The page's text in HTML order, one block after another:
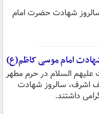
شهادت حضرت امام
امام موسی کاظم(ع)
علیهم السلام در حرم مطهر
اشرف، سالروز شهادت
داشتند.